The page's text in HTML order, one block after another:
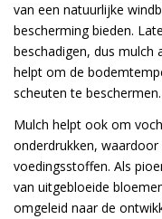
van een natuurlijke
bescherming bieden.
beschadigen, dus mulch
helpt om de
scheuten te beschermen.
Mulch helpt ook om
onderdrukken,
voedingsstoffen. Als
van uitgebloeide
omgeleid naar de